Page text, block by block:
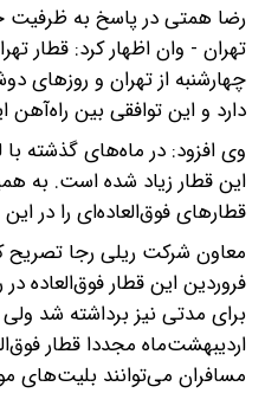
رضا همتی در پاسخ به ظرفیت
تهران - وان اظهار کرد: قطار
چهارشنبه از تهران و روزهای
دارد و این توافقی بین راه‌آهن
وی افزود: در ماه‌های گذشته با
این قطار زیاد شده است. به
قطارهای فوق‌العاده‌ای را در
معاون شرکت ریلی رجا تصریح
فروردین این قطار فوق‌العاده
اردیبهشت‌ماه مجددا قطار
مسافران می‌توانند بلیت‌های